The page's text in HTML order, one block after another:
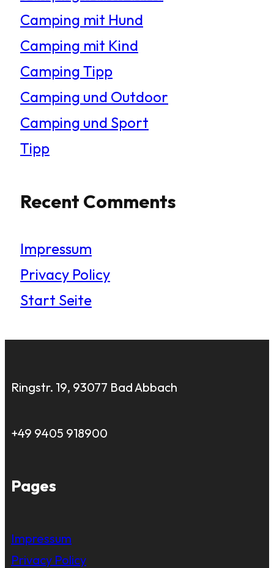
Camping mit Hund
Camping mit Kind
Camping Tipp
Camping und Outdoor
Camping und Sport
Tipp
Recent Comments
Impressum
Privacy Policy
Start Seite
Ringstr. 19, 93077 Bad Abbach
+49 9405 918900
Pages
Impressum
Privacy Policy